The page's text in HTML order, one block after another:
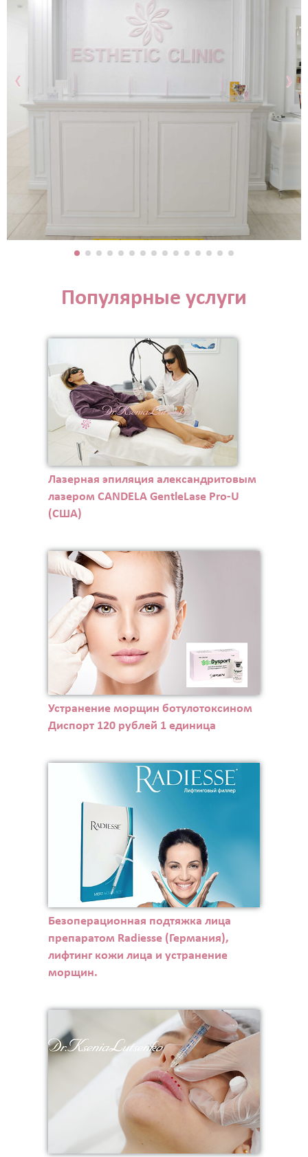
‹ ›
Популярные услуги
Лазерная эпиляция александритовым
лазером CANDELA GentleLase Pro-U
(США)
Устранение морщин ботулотоксином
Диспорт 120 рублей 1 единица
Безоперационная подтяжка лица
препаратом Radiesse (Германия),
лифтинг кожи лица и устранение
морщин.